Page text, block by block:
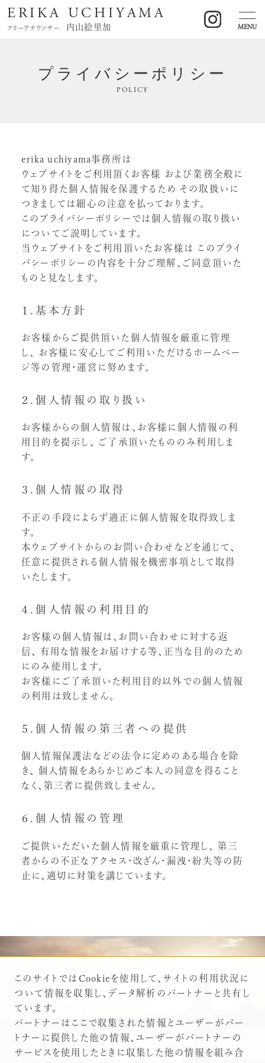
ERIKA UCHIYAMA
フリーアナウンサー 内山絵里加 MENU
プライバシーポリシー
POLICY
erika uchiyama事務所は
ウェブサイトをご利用頂くお客様 および業務全般に
て知り得た個人情報を保護するため その取扱いに
つきましては細心の注意を払っております。
このプライバシーポリシーでは個人情報の取り扱い
についてご説明しています。
当ウェブサイトをご利用頂いたお客様は
このプライ
バシーポリシーの内容を十分ご理解、ご同意頂いた
ものと見なします。
１.基本方針
お客様からご提供頂いた個人情報を厳重に管理
し、
お客様に安心してご利用いただけるホームペー
ジ等の管理・運営に努めます。
２.個人情報の取り扱い
お客様からの個人情報は、お客様に個人情報の利
用目的を提示し、
ご了承頂いたもののみ利用しま
す。
３.個人情報の取得
不正の手段によらず適正に個人情報を取得致しま
す。
本ウェブサイトからのお問い合わせなどを通じて、
任意に提供される個人情報を機密事項として取得
いたします。
４.個人情報の利用目的
お客様の個人情報は、お問い合わせに対する返
信、
有用な情報をお届けする等、正当な目的のため
にのみ使用します。
お客様にご了承頂いた利用目的以外での個人情報
の利用は致しません。
５.個人情報の第三者への提供
個人情報保護法などの法令に定めのある場合を除
き、
個人情報をあらかじめご本人の同意を得ること
なく、第三者に提供致しません。
６.個人情報の管理
ご提供いただいた個人情報を厳重に管理し、
第三
者からの不正なアクセス・改ざん・漏洩・紛失等の防
止に、適切に対策を講じています。
ERIKA
UCHIYAMA
このサイトではCookieを使用して、サイトの利用状況に
ついて情報を収集し、データ解析のパートナーと共有し
ています。
パートナーはここで収集された情報とユーザーがパー
トナーに提供した他の情報、ユーザーがパートナーの
サービスを使用したときに収集した他の情報を組み合